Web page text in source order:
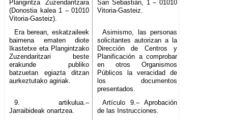
Plangintza Zuzendaritzara
(Donostia kalea 1 – 01010
Vitoria-Gasteiz).
San Sebastián, 1 – 01010
Vitoria-Gasteiz.
Era berean, eskatzaileek
baimena ematen diote
Ikastetxe eta Plangintzako
Zuzendaritzari beste
erakunde publiko
batzuetan egiazta ditzan
aurkeztutako agiriak.
Asimismo, las personas
solicitantes autorizan a la
Dirección de Centros y
Planificación a comprobar
en otros Organismos
Públicos la veracidad de
los documentos
presentados.
9. artikulua.–
Jarraibideak onartzea.
Artículo 9.– Aprobación
de las Instrucciones.